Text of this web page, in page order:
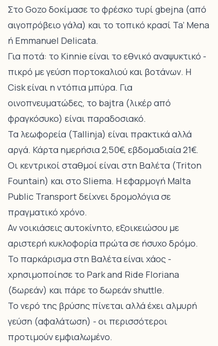
Στο Gozo δοκίμασε το φρέσκο τυρί gbejna (από
αιγοπρόβειο γάλα) και το τοπικό κρασί Ta’ Mena
ή Emmanuel Delicata.
Για ποτά: το Kinnie είναι το εθνικό αναψυκτικό -
πικρό με γεύση πορτοκαλιού και βοτάνων. Η
Cisk είναι η ντόπια μπύρα. Για
οινοπνευματώδες, το bajtra (λικέρ από
φραγκόσυκο) είναι παραδοσιακό.
Τα λεωφορεία (Tallinja) είναι πρακτικά αλλά
αργά. Κάρτα ημερήσια 2,50€, εβδομαδιαία 21€.
Οι κεντρικοί σταθμοί είναι στη Βαλέτα (Triton
Fountain) και στο Sliema. Η εφαρμογή Malta
Public Transport δείχνει δρομολόγια σε
πραγματικό χρόνο.
Αν νοικιάσεις αυτοκίνητο, εξοικειώσου με
αριστερή κυκλοφορία πρώτα σε ήσυχο δρόμο.
Το παρκάρισμα στη Βαλέτα είναι χάος -
χρησιμοποίησε το Park and Ride Floriana
(δωρεάν) και πάρε το δωρεάν shuttle.
Το νερό της βρύσης πίνεται αλλά έχει αλμυρή
γεύση (αφαλάτωση) - οι περισσότεροι
προτιμούν εμφιαλωμένο.